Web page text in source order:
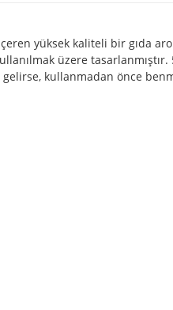
yüksek kaliteli bir gıda
üzere
gelirse, kullanmadan önce